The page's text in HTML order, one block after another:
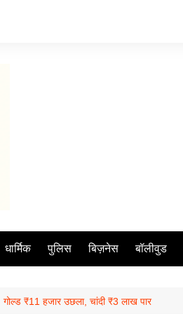
धार्मिक पुलिस बिज़नेस बॉलीवुड
₹11 हजार उछला, चांदी ₹3 लाख पार